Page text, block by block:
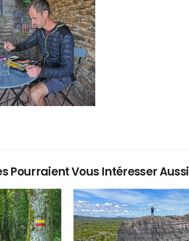
Pourraient Vous Intéresser Aussi